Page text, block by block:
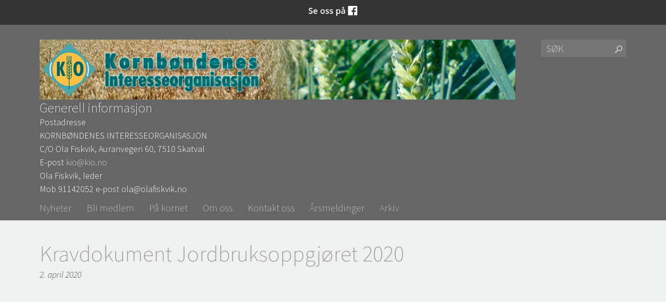
Generell informasjon
Postadresse
KORNBØNDENES INTERESSEORGANISASJON
C/O Ola Fiskvik, Auranvegen 60, 7510 Skatval
E-post kio@kio.no
Ola Fiskvik, leder
Mob 91142052 e-post ola@olafiskvik.no
Nyheter Bli medlem På kornet Om oss Kontakt oss Årsmeldinger Arkiv
Kravdokument Jordbruksoppgjøret 2020
2. april 2020